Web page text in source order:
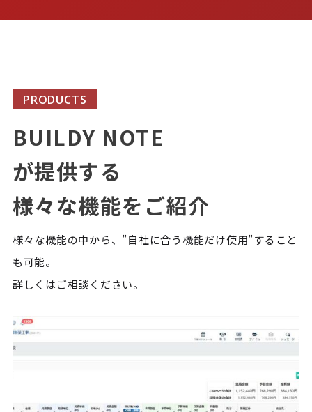
PRODUCTS
BUILDY NOTE
が提供する
様々な機能をご紹介
様々な機能の中から、”自社に合う機能だけ使用”すること
も可能。
詳しくはご相談ください。